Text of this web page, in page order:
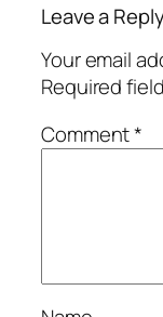
Leave a
Your email
Required
Comment*